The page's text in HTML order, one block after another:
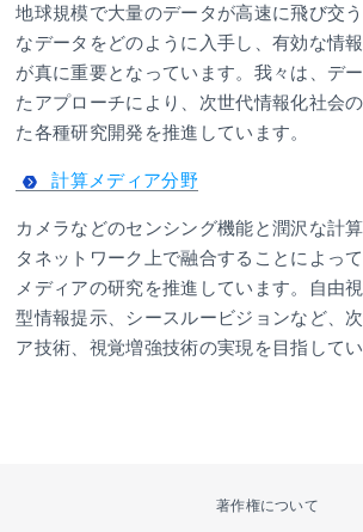
地球規模で大量のデータが高速に飛び交
なデータをどのように入手し、有効な情
が真に重要となっています。我々は、デ
たアプローチにより、次世代情報化社会
た各種研究開発を推進しています。
計算メディア分野
カメラなどのセンシング機能と潤沢な計
タネットワーク上で融合することによっ
メディアの研究を推進しています。自由
型情報提示、シースルービジョンなど、
ア技術、視覚増強技術の実現を目指してい
著作権について